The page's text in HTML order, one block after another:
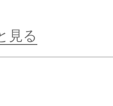
せて遊ぶことが
いるので分離・合
見る